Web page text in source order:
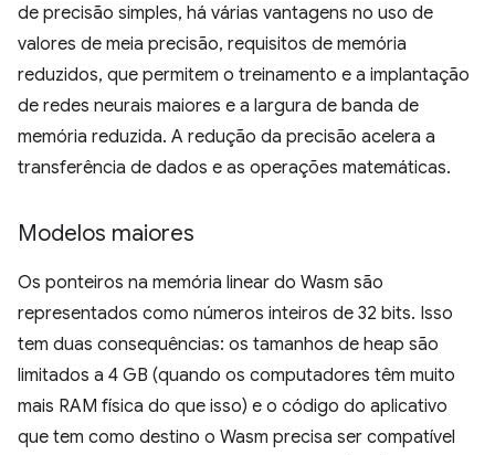
de precisão simples, há várias vantagens no uso de
valores de meia precisão, requisitos de memória
reduzidos, que permitem o treinamento e a implantação
de redes neurais maiores e a largura de banda de
memória reduzida. A redução da precisão acelera a
transferência de dados e as operações matemáticas.
Modelos maiores
Os ponteiros na memória linear do Wasm são
representados como números inteiros de 32 bits. Isso
tem duas consequências: os tamanhos de heap são
limitados a 4 GB (quando os computadores têm muito
mais RAM física do que isso) e o código do aplicativo
que tem como destino o Wasm precisa ser compatível